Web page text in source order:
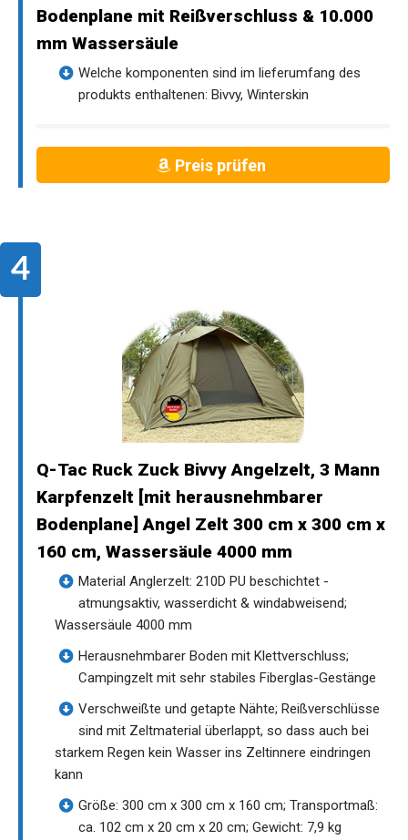
Bodenplane mit Reißverschluss & 10.000
mm Wassersäule
Welche komponenten sind im lieferumfang des
produkts enthaltenen: Bivvy, Winterskin
Preis prüfen
Q-Tac Ruck Zuck Bivvy Angelzelt, 3 Mann
Karpfenzelt [mit herausnehmbarer
Bodenplane] Angel Zelt 300 cm x 300 cm x
160 cm, Wassersäule 4000 mm
Material Anglerzelt: 210D PU beschichtet -
atmungsaktiv, wasserdicht & windabweisend;
Wassersäule 4000 mm
Herausnehmbarer Boden mit Klettverschluss;
Campingzelt mit sehr stabiles Fiberglas-Gestänge
Verschweißte und getapte Nähte; Reißverschlüsse
sind mit Zeltmaterial überlappt, so dass auch bei
starkem Regen kein Wasser ins Zeltinnere eindringen
kann
Größe: 300 cm x 300 cm x 160 cm; Transportmaß:
ca. 102 cm x 20 cm x 20 cm; Gewicht: 7,9 kg